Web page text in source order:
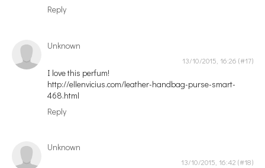
Reply
Unknown
13/10/2015, 16:26
I love this perfum!
http://ellenvicius.com/leather-handbag-purse-smart-
468.html
Reply
Unknown
13/10/2015, 16:42